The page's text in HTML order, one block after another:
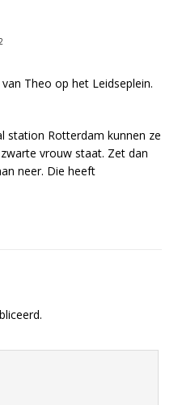
Theo op het Leidseplein.
station Rotterdam kunnen ze
vrouw staat. Zet dan
neer. Die heeft